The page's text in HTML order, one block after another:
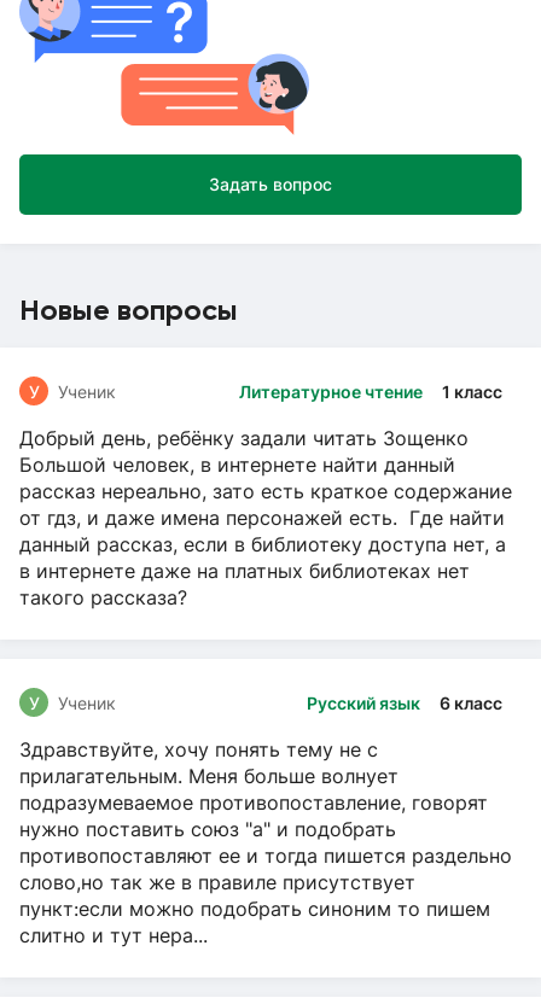
Задать вопрос
Новые вопросы
Литературное чтение 1 класс
У Ученик
Добрый день, ребёнку задали читать Зощенко
Большой человек, в интернете найти данный
рассказ нереально, зато есть краткое содержание
от гдз, и даже имена персонажей есть. Где найти
данный рассказ, если в библиотеку доступа нет, а
в интернете даже на платных библиотеках нет
такого рассказа?
Русский язык 6 класс
У Ученик
Здравствуйте, хочу понять тему не с
прилагательным. Меня больше волнует
подразумеваемое противопоставление, говорят
нужно поставить союз "а" и подобрать
противопоставляют ее и тогда пишется раздельно
слово,но так же в правиле присутствует
пункт:если можно подобрать синоним то пишем
слитно и тут нера...